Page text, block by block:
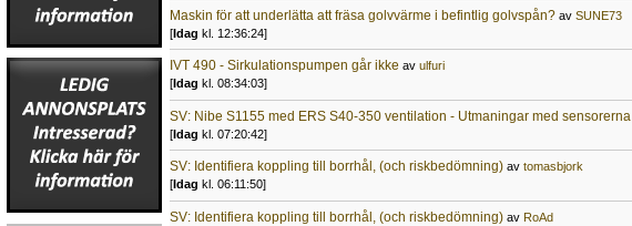
Maskin för att underlätta att fräsa golvvärme i befintlig golvspån? av SUNE73
[Idag kl. 12:36:24]
IVT 490 - Sirkulationspumpen går ikke av ulfuri
[ Idag kl. 08:34:03]
SV: Nibe S1155 med ERS S40-350 ventilation - Utmaningar med sensorerna
[Idag kl. 07:20:42]
SV: Identifiera koppling till borrhål, (och riskbedömning) av tomasbjork
[ Idag kl. 06:11:50]
SV: Identifiera koppling till borrhål, (och riskbedömning) av RoAd